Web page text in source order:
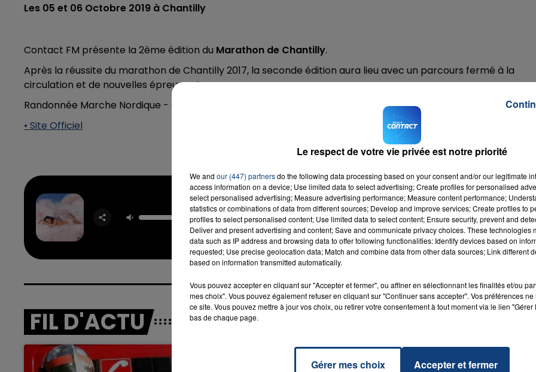
Les 05 et 06 Octobre 2019 à Chantilly
Contact FM présente la 2ème édition du Marathon de Chantilly.
Après la réussite du marathon de Chantilly 2017, la seconde édition aura lieu avec un parcours fermé à la
circulation et de nouvelles épreuves !
Randonnée Marche Nordique - Course Enfants - 10 Km - Run Dance Party - Marathon - Marathon en Trio
• Site Officiel
Part Of Me
KATY PERRY
RADIO CONTACT
FIL D'ACTU
Le respect de votre vie privée est notre priorité
We and our (447) partnersdo the following data processing based on your consent and/or our legitimate
access information on a device; Use limited data to select advertising; Create profiles for personalised
select personalised advertising; Measure advertising performance; Measure content performance;
statistics or combinations of data from different sources; Develop and improve services; Create profiles to
profiles to select personalised content; Use limited data to select content; Ensure security, prevent and
Deliver and present advertising and content; Save and communicate privacy choices. These technologies
data such as IP address and browsing data to offer following functionalities: Identify devices based on
requested; Use precise geolocation data; Match and combine data from other data sources; Link different
based on information transmitted automatically.
Vous pouvez accepter en cliquant sur "Accepter et fermer", ou affiner en sélectionnant les finalités et/ou
mes choix". Vous pouvez également refuser en cliquant sur "Continuer sans accepter". Vos préférences
ce site. Vous pouvez mettre à jour vos choix, ou retirer votre consentement à tout moment via le lien
bas de chaque page.
Gérer mes choix Accepter et fermer